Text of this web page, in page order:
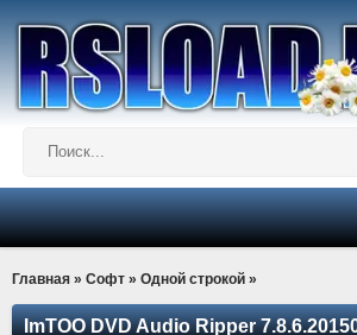
Главная » Софт » Одной строкой »
ImTOO DVD Audio Ripper